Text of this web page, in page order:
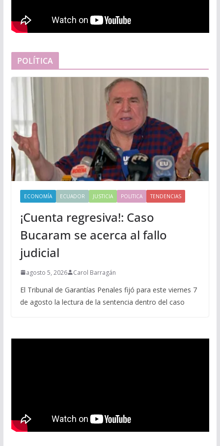
POLÍTICA
ECONOMÍA ECUADOR JUSTICIA POLITICA TENDENCIAS
¡Cuenta regresiva!: Caso
Bucaram se acerca al fallo
judicial
agosto 5, 2026 Carol Barragán
El Tribunal de Garantías Penales fijó para este viernes 7
de agosto la lectura de la sentencia dentro del caso